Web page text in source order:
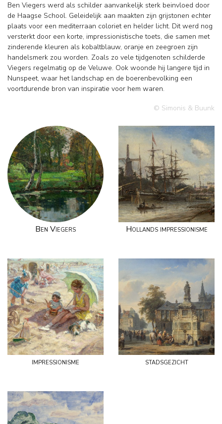
Ben Viegers werd als schilder aanvankelijk sterk beinvloed door
de Haagse School. Geleidelijk aan maakten zijn grijstonen echter
plaats voor een mediterraan coloriet en helder licht. Dit werd nog
versterkt door een korte, impressionistische toets, die samen met
zinderende kleuren als kobaltblauw, oranje en zeegroen zijn
handelsmerk zou worden. Zoals zo vele tijdgenoten schilderde
Viegers regelmatig op de Veluwe. Ook woonde hij langere tijd in
Nunspeet, waar het landschap en de boerenbevolking een
voortdurende bron van inspiratie voor hem waren.
© Simonis & Buunk
Ben Viegers Hollands impressionisme
impressionisme stadsgezicht